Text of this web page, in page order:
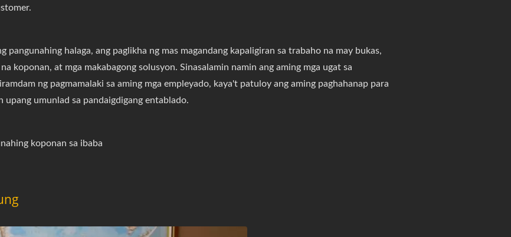
pangunahing halaga, ang paglikha ng mas magandang kapaligiran sa trabaho na may bukas,
koponan, at mga makabagong solusyon. Sinasalamin namin ang aming mga ugat sa
ng pagmamalaki sa aming mga empleyado, kaya't patuloy ang aming paghahanap para
upang umunlad sa pandaigdigang entablado.
koponan sa ibaba